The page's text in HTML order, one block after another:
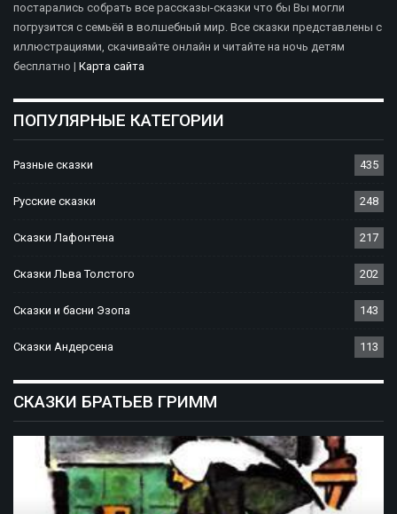
постарались собрать все рассказы-сказки что бы Вы могли
погрузится с семьёй в волшебный мир. Все сказки представлены с
иллюстрациями, скачивайте онлайн и читайте на ночь детям
бесплатно | Карта сайта
ПОПУЛЯРНЫЕ КАТЕГОРИИ
Разные сказки 435
Русские сказки 248
Сказки Лафонтена 217
Сказки Льва Толстого 202
Сказки и басни Эзопа 143
Сказки Андерсена 113
СКАЗКИ БРАТЬЕВ ГРИММ